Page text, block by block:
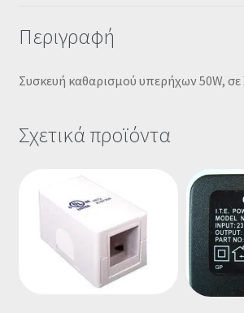
Περιγραφή
Συσκευή καθαρισμού υπερήχων 50W,
Σχετικά προϊόντα